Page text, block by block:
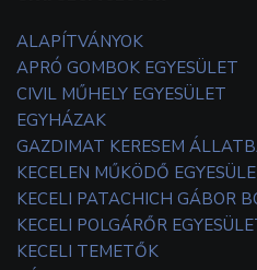
ALAPÍTVÁNYOK
APRÓ GOMBOK EGYESÜLET
CIVIL MŰHELY EGYESÜLET
EGYHÁZAK
GAZDIMAT KERESEM
KECELEN MŰKÖDŐ
KECELI PATACHICH GÁBOR
KECELI POLGÁRŐR
KECELI TEMETŐK